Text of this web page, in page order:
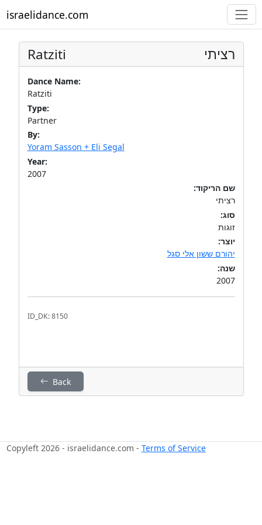
israelidance.com
Ratziti רציתי
Dance Name:
Ratziti
Type:
Partner
By:
Yoram Sasson + Eli Segal
Year:
2007
שם הריקוד:
רציתי
סוג:
זוגות
יוצר:
יהורם ששון אלי סגל
שנה:
2007
ID_DK: 8150
Back
Copyleft 2026 - israelidance.com - Terms of Service